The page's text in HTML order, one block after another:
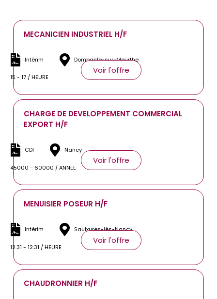
MECANICIEN INDUSTRIEL H/F
Intérim Dombasle-sur-Meurthe
15 - 17 / HEURE
Voir l'offre
CHARGE DE DEVELOPPEMENT COMMERCIAL
EXPORT H/F
CDI Nancy
45000 - 60000 / ANNEE
Voir l'offre
MENUISIER POSEUR H/F
Intérim Saulxures-lès-Nancy
12.31 - 12.31 / HEURE
Voir l'offre
CHAUDRONNIER H/F